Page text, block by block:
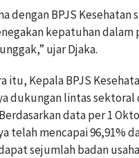
dengan BPJS
kepatuhan dalam
ujar Djaka.
itu, Kepala BPJS
dukungan lintas
data per 1
telah mencapai 96,91%
sejumlah badan